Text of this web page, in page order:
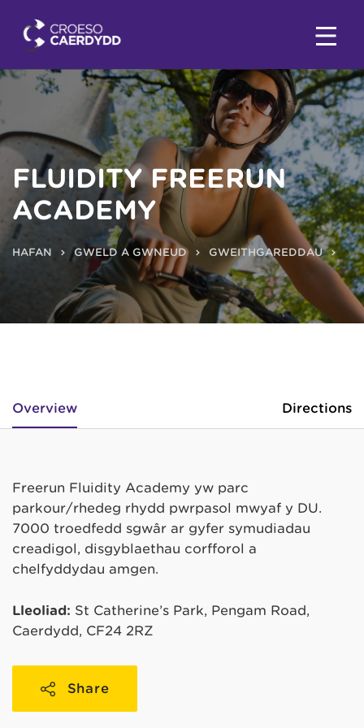
FLUIDITY FREERUN
ACADEMY
HAFAN GWELD A GWNEUD GWEITHGAREDDAU
Overview Directions
Freerun Fluidity Academy yw parc
parkour/rhedeg rhydd pwrpasol mwyaf y DU.
7000 troedfedd sgwâr ar gyfer symudiadau
creadigol, disgyblaethau corfforol a
chelfyddydau amgen.
Lleoliad: St Catherine’s Park, Pengam Road,
Caerdydd, CF24 2RZ
Share